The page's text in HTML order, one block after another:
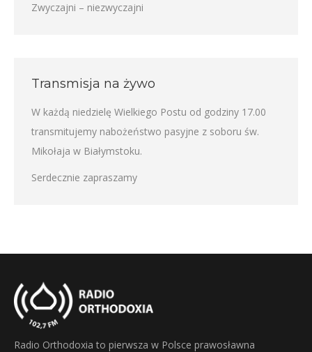
Zwyczajni – niezwyczajni
Transmisja na żywo
W każdą niedzielę Wielkiego Postu od godziny 17.00
transmitujemy nabożeństwo pasyjne z soboru św.
Mikołaja w Białymstoku.
Serdecznie zapraszamy
Radio Orthodoxia to pierwsza w Polsce prawosławna